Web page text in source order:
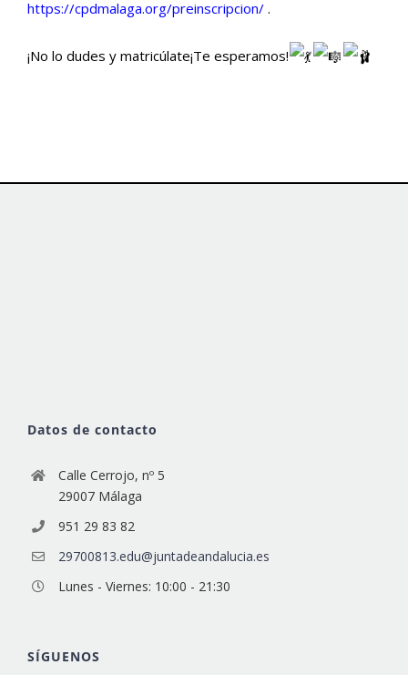
https://cpdmalaga.org/preinscripcion/ .
¡No lo dudes y matricúlate¡Te esperamos!
Datos de contacto
Calle Cerrojo, nº 5
29007 Málaga
951 29 83 82
29700813.edu@juntadeandalucia.es
Lunes - Viernes: 10:00 - 21:30
SÍGUENOS